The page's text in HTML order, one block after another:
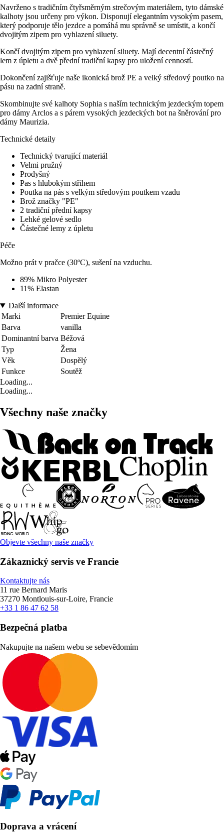
Navrženo s tradičním čtyřsměrným strečovým materiálem, tyto dámské
kalhoty jsou určeny pro výkon. Disponují elegantním vysokým pasem,
který podporuje tělo jezdce a pomáhá mu správně se umístit, a končí
dvojitým zipem pro vyhlazení siluety.
Končí dvojitým zipem pro vyhlazení siluety. Mají decentní částečný
lem z úpletu a dvě přední tradiční kapsy pro uložení cenností.
Dokončení zajišťuje naše ikonická brož PE a velký středový poutko na
pásu na zadní straně.
Skombinujte své kalhoty Sophia s naším technickým jezdeckým topem
pro dámy Arclos a s párem vysokých jezdeckých bot na šněrování pro
dámy Maurizia.
Technické detaily
Technický tvarující materiál
Velmi pružný
Prodyšný
Pas s hlubokým střihem
Poutka na pás s velkým středovým poutkem vzadu
Brož značky "PE"
2 tradiční přední kapsy
Lehké gelové sedlo
Částečné lemy z úpletu
Péče
Možno prát v pračce (30ºC), sušení na vzduchu.
89% Mikro Polyester
11% Elastan
Další informace
Marki
Premier Equine
Barva
vanilla
Dominantní barva Béžová
Typ
Žena
Věk
Dospělý
Funkce
Soutěž
Loading...
Loading...
Všechny naše značky
Objevte všechny naše značky
Zákaznický servis ve Francie
Kontaktujte nás
11 rue Bernard Maris
37270 Montlouis-sur-Loire, Francie
+33 1 86 47 62 58
Bezpečná platba
Nakupujte na našem webu se sebevědomím
Doprava a vrácení